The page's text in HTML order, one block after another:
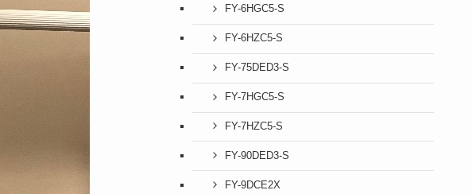
FY-6HGC5-S
FY-6HZC5-S
FY-75DED3-S
FY-7HGC5-S
FY-7HZC5-S
FY-90DED3-S
FY-9DCE2X